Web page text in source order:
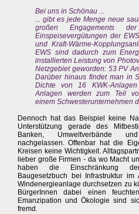
Bei uns in Schönau ...
... gibt es jede Menge neue
großen Engagements
Einspeisevergütungen der
und Kraft-Wärme-
EWS sind dadurch zum
installierten Leistung von
Netzgebiet geworden: 53 PV
Darüber hinaus findet man in
Dichte von 16 KWK-
Anlagen werden zum Teil
einem Schwesterunternehmen
Dennoch hat das Beispiel keine
Unterstützung gerade des
Banken, Umweltverbände
nachgelassen. Offenbar hat die
Kreisen keine Wichtigkeit.
lieber große Firmen - da wo Macht
haben die Einschränkung
Baugesetzbuch bei Infrastruktur
Windenergieanlage durchsetzen zu
BürgerInnen dabei einen
Emanzipation und Ökologie sind
fremd.